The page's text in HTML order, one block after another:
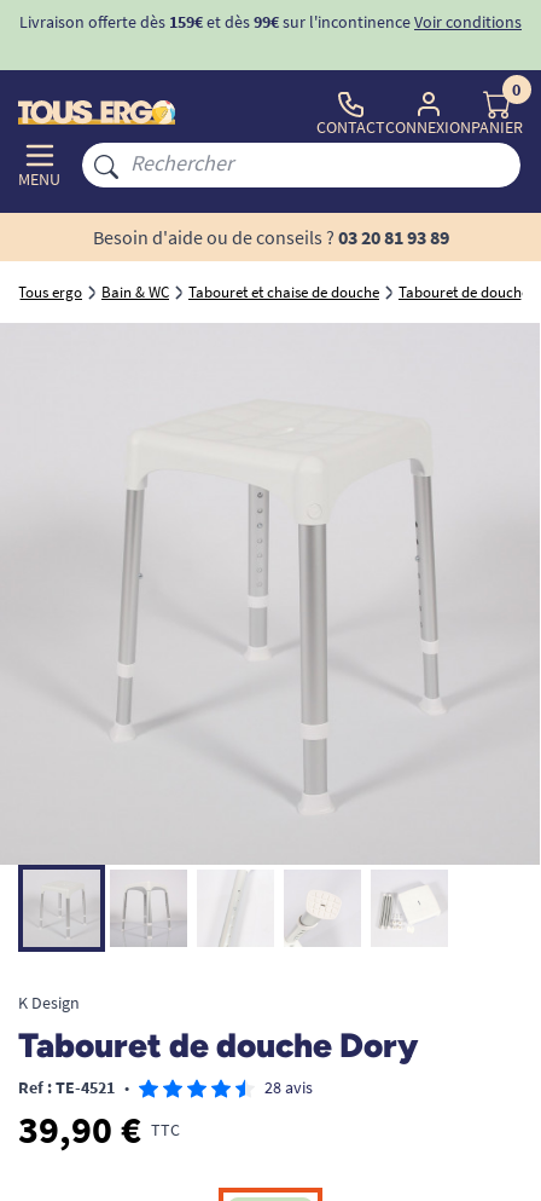
Livraison offerte dès 159€et dès99€sur l'incontinenceVoir conditions
MENU
CONTACTCONNEXION
0
PANIER
Besoin d'aide ou de conseils ? 03 20 81 93 89
Tous ergo Bain & WC Tabouret et chaise de douche Tabouret de douche
K Design
Tabouret de douche Dory
Ref : TE-4521 • 28 avis
39,90 € TTC